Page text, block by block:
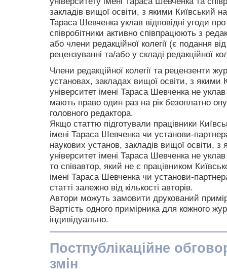
закладів вищої освіти, з якими Київський
Тараса Шевченка уклав відповідні угоди
співробітники активно співпрацюють з
або члени редакційної колегії (є подання
рецензуванні та/або у складі редакційної
Члени редакційної колегії та рецензенти
установах, закладах вищої освіти, з якими
університет імені Тараса Шевченка не
мають право один раз на рік безоплатно
головного редактора.
Якщо статтю підготували працівники
імені Тараса Шевченка чи установи-
наукових установ, закладів вищої освіти,
університет імені Тараса Шевченка не
то співавтор, який не є працівником
імені Тараса Шевченка чи установи-
статті залежно від кількості авторів.
Автори можуть замовити друкований
Вартість одного примірника для кожного
індивідуально.
Постпублікаційне
змін